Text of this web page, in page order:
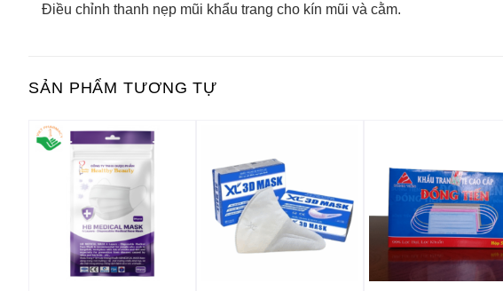
Điều chỉnh thanh nẹp mũi khẩu trang cho kín mũi và cằm.
SẢN PHẨM TƯƠNG TỰ